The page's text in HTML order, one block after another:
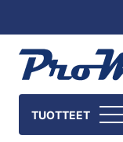
TUOTTEET